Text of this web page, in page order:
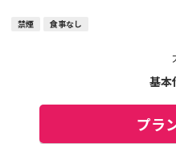
禁煙 食事なし
基本
プラ